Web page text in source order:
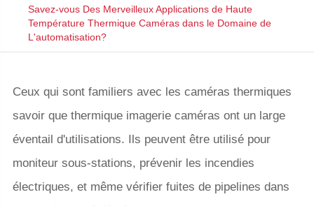
Savez-vous Des Merveilleux Applications de Haute
Température Thermique Caméras dans le Domaine de
L'automatisation?
Ceux qui sont familiers avec les caméras thermiques
savoir que thermique imagerie caméras ont un large
éventail d'utilisations. Ils peuvent être utilisé pour
moniteur sous-stations, prévenir les incendies
électriques, et même vérifier fuites de pipelines dans